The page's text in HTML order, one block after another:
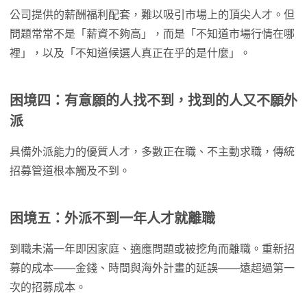
公司提供的薪酬福利配套，難以吸引市場上的頂尖人才。但
問題常常不是「薪資不夠高」，而是「不知道市場行情在哪
裡」，以及「不知道候選人真正在乎的是什麼」。
困境四：有意願的人找不到，找到的人又不願外
派
具備外派能力的優質人才，多數正在職、不主動求職，傳統
招募管道根本觸及不到。
困境五：外派不到一年人才就離職
到職未滿一年即因家庭、適應問題或被挖角而離職。重新招
募的成本——金錢、時間與海外計畫的延誤——遠超過第一
次的招募成本。